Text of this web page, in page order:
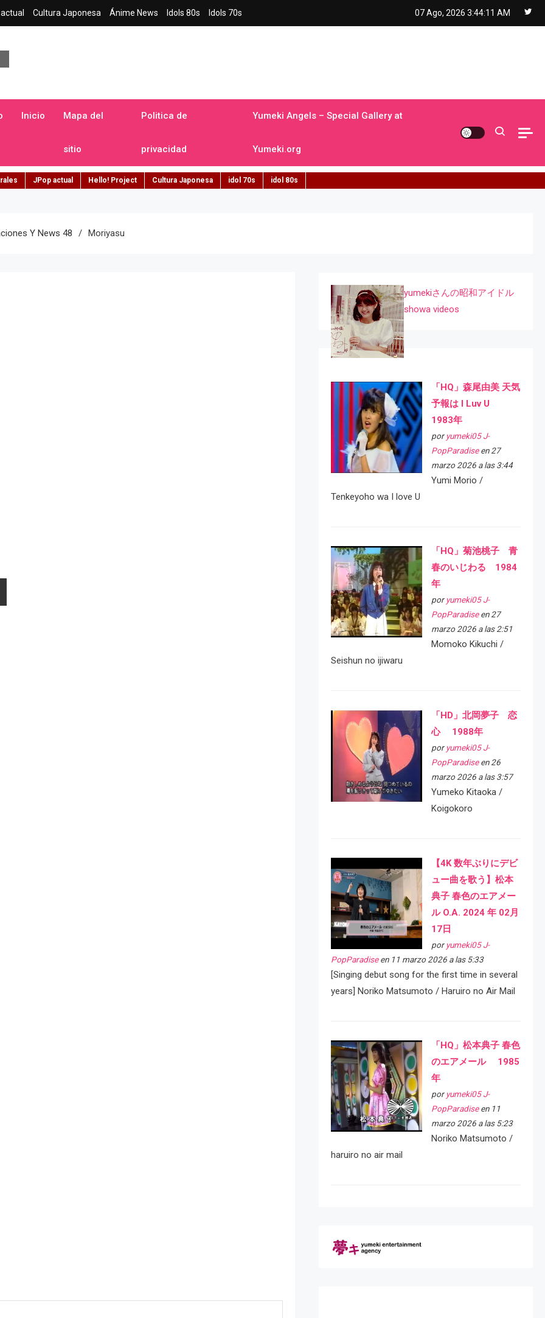
Cultura Japonesa Ánime News Idols 80s Idols 70s 07 Ago, 2026 3:44:11 AM
Inicio Mapa del
sitio
Politica de
privacidad
Yumeki Angels – Special Gallery at
Yumeki.org
JPop actual Hello! Project Cultura Japonesa idol 70s idol 80s
Y News 48 Moriyasu
yumekiさんの昭和アイドル
showa videos
「HQ」森尾由美 天気
予報は I Luv U
1983年
por yumeki05 J-
PopParadiseen 27
marzo 2026 a las 3:44
Yumi Morio /
Tenkeyoho wa I love U
「HQ」菊池桃子 青
春のいじわる 1984
年
por yumeki05 J-
PopParadiseen 27
marzo 2026 a las 2:51
Momoko Kikuchi /
Seishun no ijiwaru
「HD」北岡夢子 恋
心 1988年
por yumeki05 J-
PopParadiseen 26
marzo 2026 a las 3:57
Yumeko Kitaoka /
Koigokoro
【4K 数年ぶりにデビ
ュー曲を歌う】松本
典子 春色のエアメー
ル O.A. 2024 年 02月
17日
por yumeki05 J-
PopParadiseen 11 marzo 2026 a las 5:33
[Singing debut song for the first time in several
years] Noriko Matsumoto / Haruiro no Air Mail
「HQ」松本典子 春色
のエアメール 1985
年
por yumeki05 J-
PopParadiseen 11
marzo 2026 a las 5:23
Noriko Matsumoto /
haruiro no air mail